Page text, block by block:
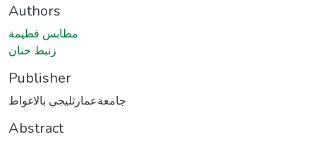
Authors
مطابس فطيمة
زنبط حنان
Publisher
جامعةعمارثليجي بالاغواط
Abstract